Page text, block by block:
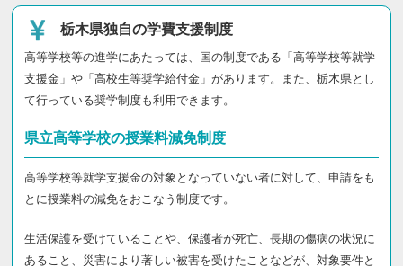
栃木県独自の学費支援制度
高等学校等の進学にあたっては、国の制度である「高等学校等就学
支援金」や「高校生等奨学給付金」があります。また、栃木県とし
て行っている奨学制度も利用できます。
県立高等学校の授業料減免制度
高等学校等就学支援金の対象となっていない者に対して、申請をも
とに授業料の減免をおこなう制度です。
生活保護を受けていることや、保護者が死亡、長期の傷病の状況に
あること、災害により著しい被害を受けたことなどが、対象要件と